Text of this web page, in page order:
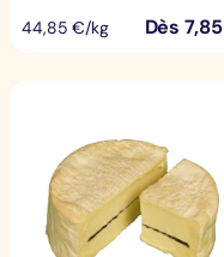
44,85 €/kg Dès7,85